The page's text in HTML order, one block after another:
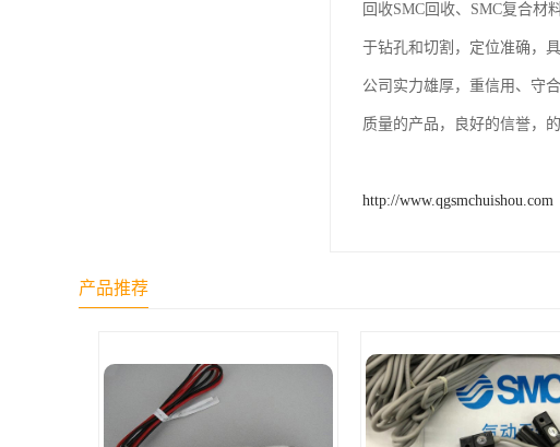
回收SMC回收、SMC复合
于钻孔和切割，定位准确，
公司实力雄厚，重信用、守
质量的产品，良好的信誉，
http://www.qgsmchuishou.com
产品推荐